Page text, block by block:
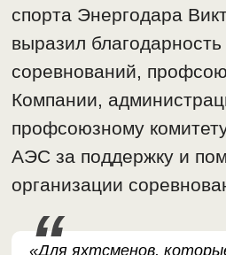
спорта Энергодара
выразил
соревнований,
Компании,
профсоюзному
АЭС за поддержку и
организации
«Для яхтсменов,